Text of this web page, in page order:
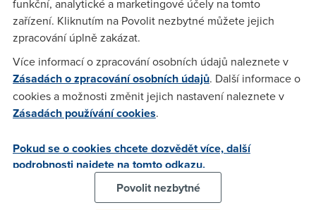
Zkuste se ještě podívat na stránky OXID eShop. Verze
Community Edition jako open source e-shop je tam ke
stažení zdarma http://www.oxid-eshop.cz/
martinzuh
(14.4.2006 09:06:39)
ktery e -shop používate?co nakupujete?A jak platite ?Kartou?
(14.4.2006 11:33:09)
www.pixmania.com, platba prevodem Vec, ktera stoji v CR
funkční, analytické a marketingové účely na tomto
zařízení. Kliknutím na Povolit nezbytné můžete jejich
zpracování úplně zakázat.
Více informací o zpracování osobních údajů naleznete v
Zásadách o zpracování osobních údajů. Další informace o
cookies a možnosti změnit jejich nastavení naleznete v
Zásadách používání cookies.
Pokud se o cookies chcete dozvědět více, další
podrobnosti najdete na tomto odkazu.
Povolit nezbytné